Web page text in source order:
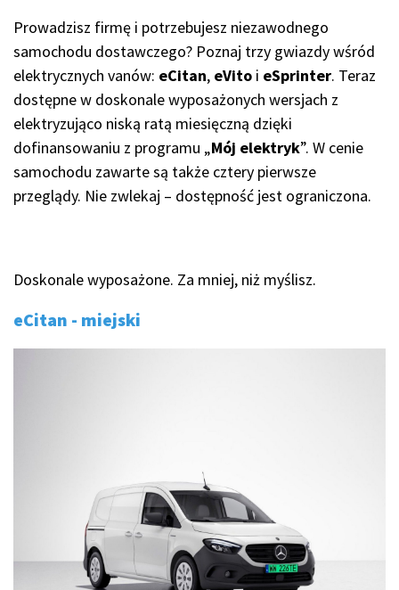
Prowadzisz firmę i potrzebujesz niezawodnego
samochodu dostawczego? Poznaj trzy gwiazdy wśród
elektrycznych vanów: eCitan, eVito i eSprinter. Teraz
dostępne w doskonale wyposażonych wersjach z
elektryzująco niską ratą miesięczną dzięki
dofinansowaniu z programu „Mój elektryk”. W cenie
samochodu zawarte są także cztery pierwsze
przeglądy. Nie zwlekaj – dostępność jest ograniczona.
Doskonale wyposażone. Za mniej, niż myślisz.
eCitan - miejski